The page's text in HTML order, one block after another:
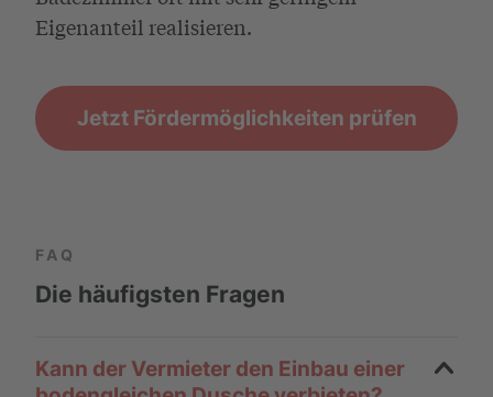
Eigenanteil realisieren.
Jetzt Fördermöglichkeiten prüfen
FAQ
Die häufigsten Fragen
Kann der Vermieter den Einbau einer